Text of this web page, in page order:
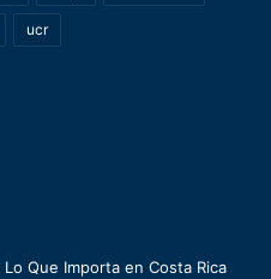
ucr
Que Importa en Costa Rica